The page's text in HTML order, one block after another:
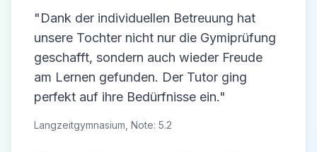
"Dank der individuellen Betreuung hat
unsere Tochter nicht nur die Gymiprüfung
geschafft, sondern auch wieder Freude
am Lernen gefunden. Der Tutor ging
perfekt auf ihre Bedürfnisse ein."
Langzeitgymnasium, Note: 5.2